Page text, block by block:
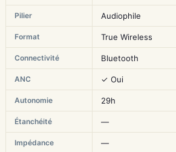
Pilier Audiophile
Format True Wireless
Connectivité Bluetooth
ANC ✓ Oui
Autonomie 29h
Étanchéité —
Impédance —